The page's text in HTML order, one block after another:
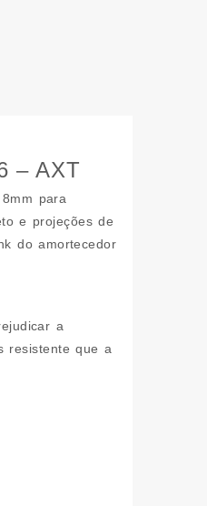
– AXT
para
e projeções de
do amortecedor
a
resistente que a